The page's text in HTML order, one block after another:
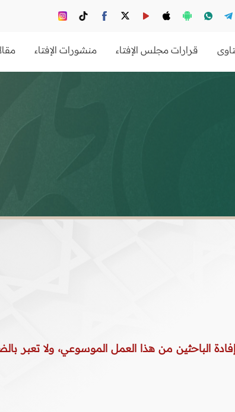
قرارات مجلس الإفتاء منشورات الإفتاء
الباحثين من هذا العمل الموسوعي، ولا تعبر